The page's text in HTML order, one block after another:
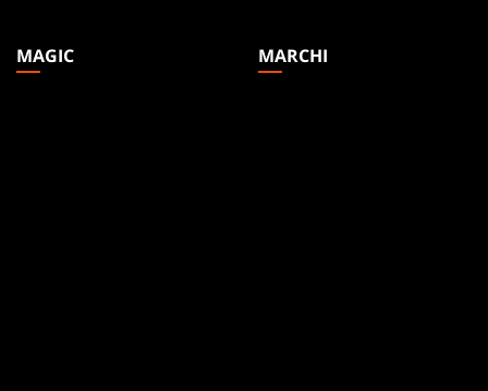
MAGIC
MARCHI